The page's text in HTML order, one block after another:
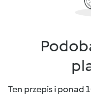
Ten przepis i ponad